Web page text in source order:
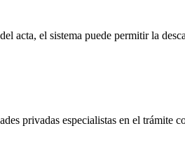
acta, el sistema puede permitir la
privadas especialistas en el trámite